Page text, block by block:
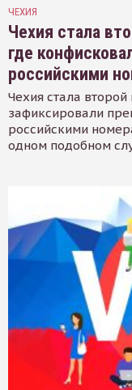
ЧЕХИЯ
Чехия стала
где
российскими
Чехия стала
зафиксировали
российскими
одном подобном